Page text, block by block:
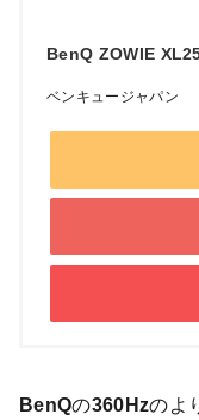
BenQ ZOWIE
ベンキュージャパン
BenQの360Hzのよ